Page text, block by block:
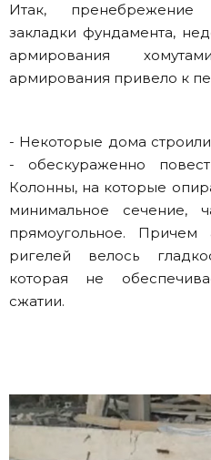
Итак, пренебрежение
закладки фундамента,
армирования
армирования привело к
- Некоторые дома
- обескураженно
Колонны, на которые
минимальное сечение,
прямоугольное.
ригелей велось
которая не
сжатии.